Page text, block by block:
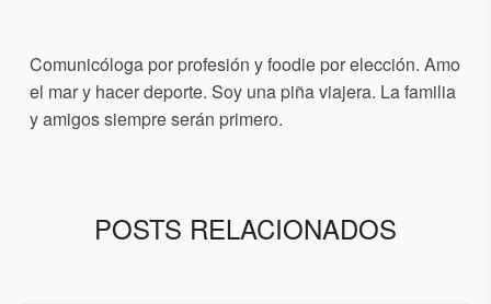
Comunicóloga por profesión y foodie por elección. Amo
el mar y hacer deporte. Soy una piña viajera. La familia
y amigos siempre serán primero.
POSTS RELACIONADOS